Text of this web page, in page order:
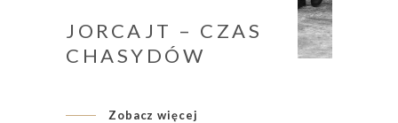
JORCAJT – CZAS
CHASYDÓW
Zobacz więcej